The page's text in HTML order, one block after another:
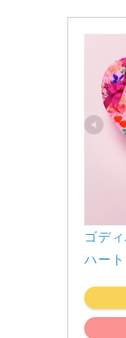
ゴデ
ハー